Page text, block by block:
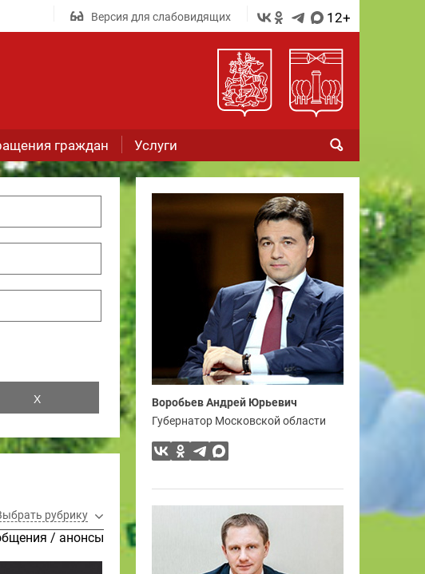
Версия для слабовидящих 12+
граждан Услуги
рубрику
/ анонсы
Воробьев Андрей Юрьевич
Губернатор Московской области